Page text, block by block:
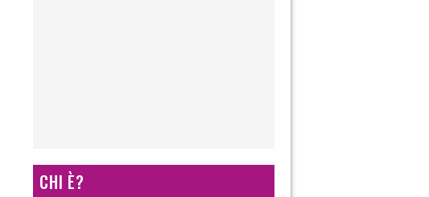
CHI È?